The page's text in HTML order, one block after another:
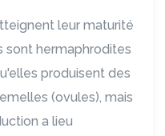
leur maturité
sont hermaphrodites
produisent des
(ovules), mais
a lieu